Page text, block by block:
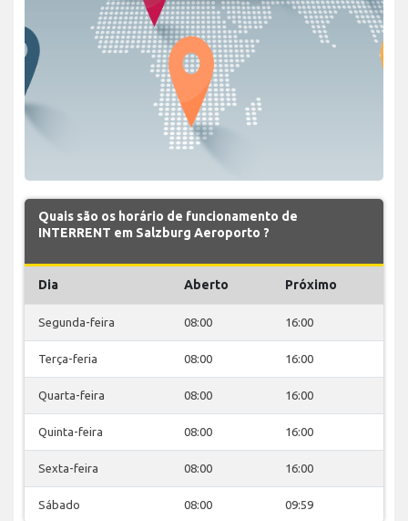
Quais são os horário de funcionamento de
INTERRENT em Salzburg Aeroporto ?
Dia Aberto Próximo
Segunda-feira 08:00 16:00
Terça-feria 08:00 16:00
Quarta-feira 08:00 16:00
Quinta-feira 08:00 16:00
Sexta-feira 08:00 16:00
Sábado 08:00 09:59